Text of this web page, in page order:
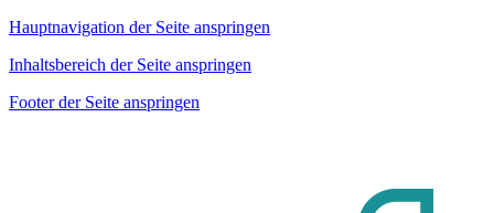
Hauptnavigation der Seite anspringen
Inhaltsbereich der Seite anspringen
Footer der Seite anspringen